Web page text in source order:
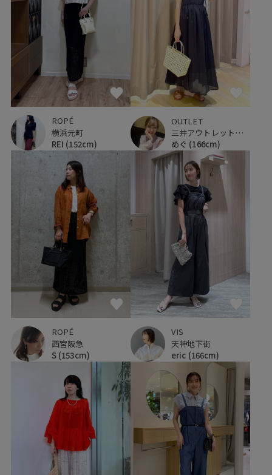
ROPÉ
横浜元町
REI (152cm)
OUTLET
三井アウトレットパーク 仙台港
めぐ (166cm)
ROPÉ
西宮阪急
S (153cm)
VIS
天神地下街
eric (166cm)